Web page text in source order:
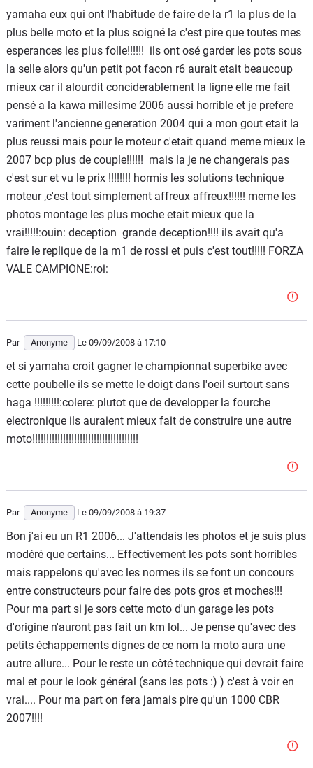
yamaha eux qui ont l'habitude de faire de la r1 la plus de la
plus belle moto et la plus soigné la c'est pire que toutes mes
esperances les plus folle!!!!!! ils ont osé garder les pots sous
la selle alors qu'un petit pot facon r6 aurait etait beaucoup
mieux car il alourdit conciderablement la ligne elle me fait
pensé a la kawa millesime 2006 aussi horrible et je prefere
variment l'ancienne generation 2004 qui a mon gout etait la
plus reussi mais pour le moteur c'etait quand meme mieux le
2007 bcp plus de couple!!!!!! mais la je ne changerais pas
c'est sur et vu le prix !!!!!!!! hormis les solutions technique
moteur ,c'est tout simplement affreux affreux!!!!!! meme les
photos montage les plus moche etait mieux que la
vrai!!!!!:ouin: deception grande deception!!!! ils avait qu'a
faire le replique de la m1 de rossi et puis c'est tout!!!!! FORZA
VALE CAMPIONE:roi:
Par Anonyme Le 09/09/2008 à 17:10
et si yamaha croit gagner le championnat superbike avec
cette poubelle ils se mette le doigt dans l'oeil surtout sans
haga !!!!!!!!!:colere: plutot que de developper la fourche
electronique ils auraient mieux fait de construire une autre
moto!!!!!!!!!!!!!!!!!!!!!!!!!!!!!!!!!!!!!!
Par Anonyme Le 09/09/2008 à 19:37
Bon j'ai eu un R1 2006... J'attendais les photos et je suis plus
modéré que certains... Effectivement les pots sont horribles
mais rappelons qu'avec les normes ils se font un concours
entre constructeurs pour faire des pots gros et moches!!!
Pour ma part si je sors cette moto d'un garage les pots
d'origine n'auront pas fait un km lol... Je pense qu'avec des
petits échappements dignes de ce nom la moto aura une
autre allure... Pour le reste un côté technique qui devrait faire
mal et pour le look général (sans les pots :) ) c'est à voir en
vrai.... Pour ma part on fera jamais pire qu'un 1000 CBR
2007!!!!